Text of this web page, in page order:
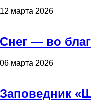
12 марта 2026
Снег — во
06 марта 2026
Заповедник